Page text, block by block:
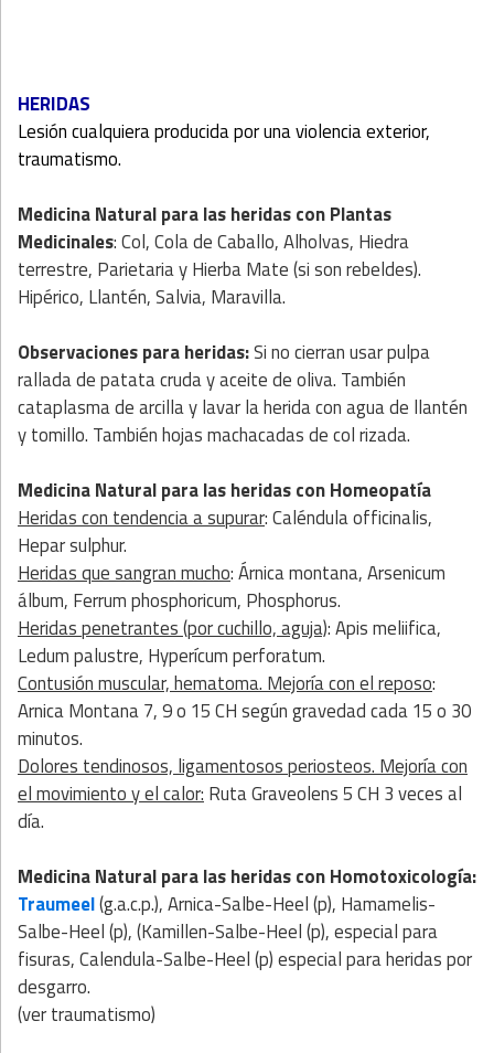
HERIDAS
Lesión cualquiera producida por una violencia exterior,
traumatismo.
Medicina Natural para las heridas conPlantas
Medicinales: Col, Cola de Caballo, Alholvas, Hiedra
terrestre, Parietaria y Hierba Mate (si son rebeldes).
Hipérico, Llantén, Salvia, Maravilla.
Observaciones para heridas:Si no cierran usar pulpa
rallada de patata cruda y aceite de oliva. También
cataplasma de arcilla y lavar la herida con agua de llantén
y tomillo. También hojas machacadas de col rizada.
Medicina Naturalpara las heridas conHomeopatía
Heridas con tendencia a supurar: Caléndula officinalis,
Hepar sulphur.
Heridas que sangran mucho: Árnica montana, Arsenicum
álbum, Ferrum phosphoricum, Phosphorus.
Heridas penetrantes (por cuchillo, aguja): Apis meliifica,
Ledum palustre, Hyperícum perforatum.
Contusión muscular, hematoma. Mejoría con el reposo:
Arnica Montana 7, 9 o 15 CH según gravedad cada 15 o 30
minutos.
Dolores tendinosos, ligamentosos periosteos. Mejoría con
el movimiento y el calor: Ruta Graveolens 5 CH 3 veces al
día.
Medicina Naturalpara las heridas conHomotoxicología:
Traumeel(g.a.c.p.), Arnica-Salbe-Heel (p), Hamamelis-
Salbe-Heel (p), (Kamillen-Salbe-Heel (p), especial para
fisuras, Calendula-Salbe-Heel (p) especial para heridas por
desgarro.
(ver traumatismo)